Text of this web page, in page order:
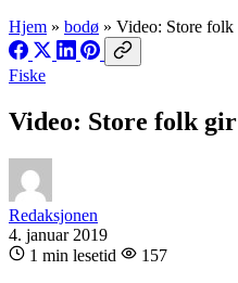
Hjem » bodø » Video: Store folk
Fiske
Video: Store folk
Redaksjonen
4. januar 2019
1 min lesetid
157